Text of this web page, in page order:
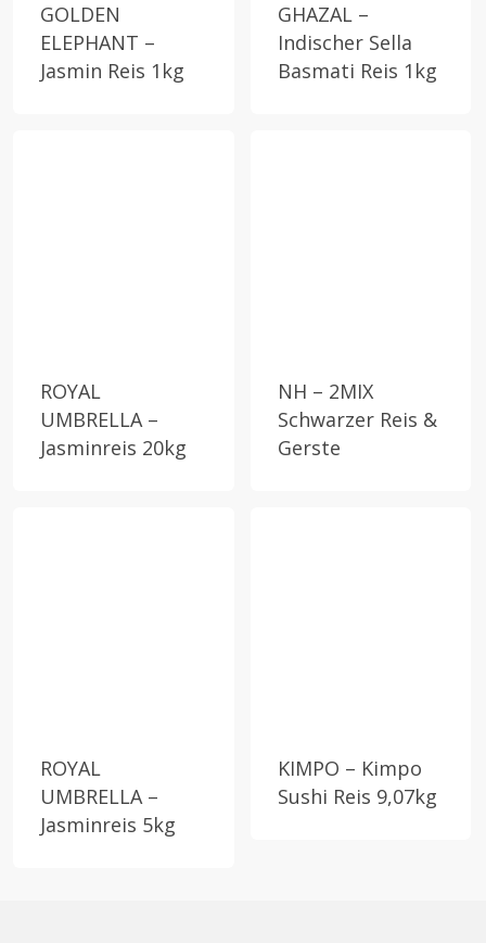
GOLDEN
ELEPHANT –
Jasmin Reis 1kg
GHAZAL –
Indischer Sella
Basmati Reis 1kg
ROYAL
UMBRELLA –
Jasminreis 20kg
NH – 2MIX
Schwarzer Reis &
Gerste
ROYAL
UMBRELLA –
Jasminreis 5kg
KIMPO – Kimpo
Sushi Reis 9,07kg